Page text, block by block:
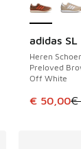
adidas SL
Heren
Preloved
Off White
Dit artikel
€ 50,00€
BESPAAR